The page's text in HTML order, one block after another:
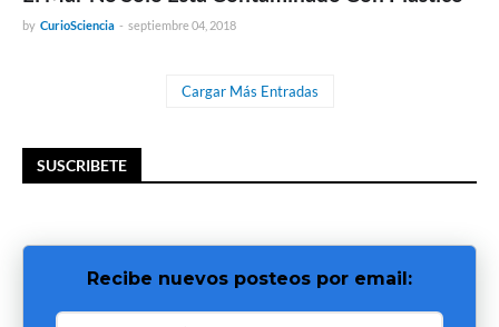
by CurioSciencia - septiembre 04, 2018
Cargar Más Entradas
SUSCRIBETE
Recibe nuevos posteos por email: